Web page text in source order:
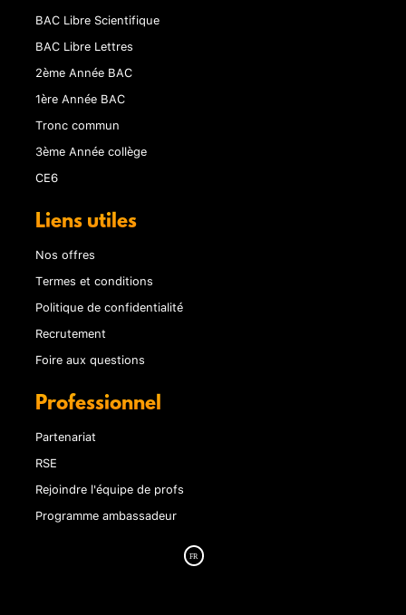
BAC Libre Scientifique
BAC Libre Lettres
2ème Année BAC
1ère Année BAC
Tronc commun
3ème Année collège
CE6
Liens utiles
Nos offres
Termes et conditions
Politique de confidentialité
Recrutement
Foire aux questions
Professionnel
Partenariat
RSE
Rejoindre l'équipe de profs
Programme ambassadeur